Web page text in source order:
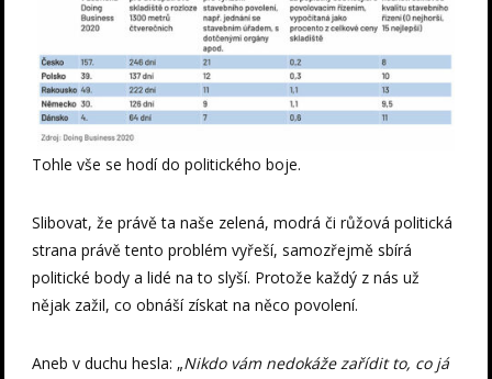
Tohle vše se hodí do politického boje.
Slibovat, že právě ta naše zelená, modrá či růžová politická
strana právě tento problém vyřeší, samozřejmě sbírá
politické body a lidé na to slyší. Protože každý z nás už
nějak zažil, co obnáší získat na něco povolení.
Aneb v duchu hesla: „Nikdo vám nedokáže zařídit to, co já